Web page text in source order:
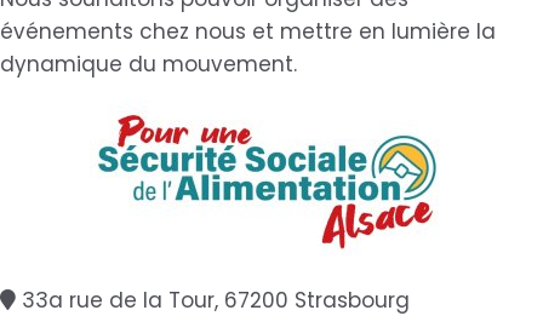
événements chez nous et mettre en lumière la
dynamique du mouvement.
33a rue de la Tour, 67200 Strasbourg